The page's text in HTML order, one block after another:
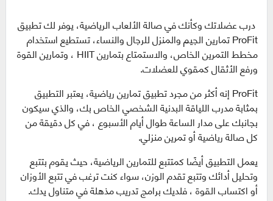
درب عضلاتك وكأنك في صالة الألعاب الرياضية، يوفر لك تطبيق
ProFit تمارين الجيم والمنزل للرجال والنساء، تستطيع استخدام
مخطط التمرين الخاص، والاستمتاع بتمارين HIIT ، وتمارين القوة
ورفع الأثقال كمقوي للعضلات.
ProFit إنه أكثر من مجرد تطبيق تمارين رياضية، يعتبر التطبيق
بمثابة مدرب اللياقة البدنية الشخصي الخاص بك، والذي سيكون
بجانبك على مدار الساعة طوال أيام الأسبوع ، في كل دقيقة من
كل صالة رياضية أو تمرين منزلي.
يعمل التطبيق أيضًا كمتتبع للتمارين الرياضية، حيث يقوم بتتبع
وتحليل أدائك وتتبع تقدم الوزن، سواء كنت ترغب في تتبع الأوزان
أو اكتساب القوة ، فلديك برامج تدريب مذهلة في متناول يدك.